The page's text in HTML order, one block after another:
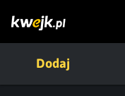
Dodaj